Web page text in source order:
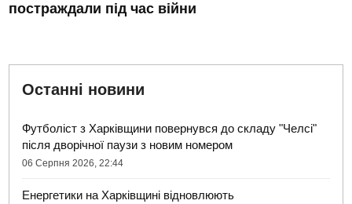
постраждали під час війни
Останні новини
Футболіст з Харківщини повернувся до складу "Челсі"
після дворічної паузи з новим номером
06 Серпня 2026, 22:44
Енергетики на Харківщині відновлюють